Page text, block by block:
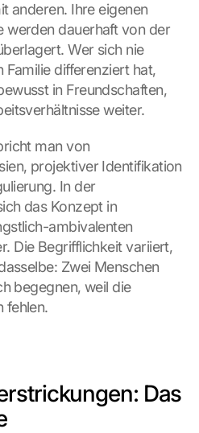
anderen. Ihre eigenen
werden dauerhaft von der
Wer sich nie
differenziert hat,
in Freundschaften,
weiter.
man von
projektiver Identifikation
In der
das Konzept in
ambivalenten
Die Begrifflichkeit variiert,
Zwei Menschen
begegnen, weil die
fehlen.
Das